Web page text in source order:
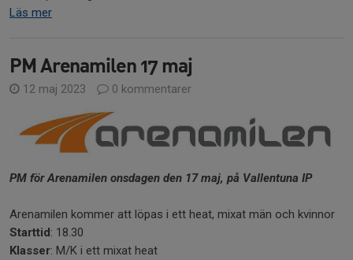
Läs mer
PM Arenamilen 17 maj
12 maj 2023 0 kommentarer
PM för Arenamilen onsdagen den 17 maj, på Vallentuna IP
Arenamilen kommer att löpas i ett heat, mixat män och kvinnor
Starttid : 18.30
Klasser: M/K i ett mixat heat